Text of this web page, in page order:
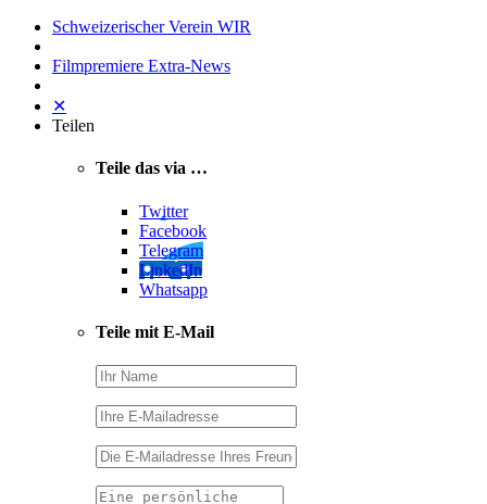
Schweizerischer Verein WIR
Filmpremiere Extra-News
✕
Teilen
Teile das via …
Twitter
Facebook
Telegram
LinkedIn
Whatsapp
Teile mit E-Mail